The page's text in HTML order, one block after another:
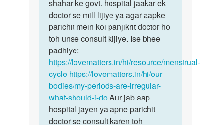
shahar ke govt. hospital jaakar ek
doctor se mill lijiye ya agar aapke
parichit mein koi panjikrit doctor ho
toh unse consult kijiye. Ise bhee
padhiye:
https://lovematters.in/hi/resource/menstrual-
cycle https://lovematters.in/hi/our-
bodies/my-periods-are-irregular-
what-should-i-doAur jab aap
hospital jayen ya apne parichit
doctor se consult karen toh